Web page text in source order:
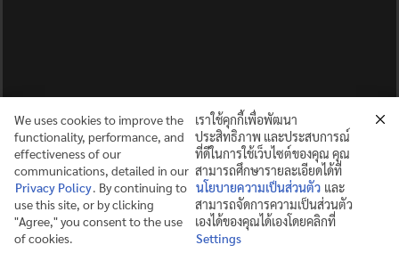
ปญฺญาย ปริสุชฺฌติ (คนย่อมบริสุทธิ์ด้วยปัญญา)
©2025 MAHIDOL WITTAYANUSORN SCHOOL. ALL RIGHTS
We uses cookies to improve the
functionality, performance, and
effectiveness of our
communications, detailed in our
Privacy Policy. By continuing to
use this site, or by clicking
"Agree," you consent to the use
of cookies.
เราใช้คุกกี้เพื่อพัฒนา
ประสิทธิภาพ และประสบการณ์
ที่ดีในการใช้เว็บไซต์ของคุณ คุณ
สามารถศึกษารายละเอียดได้ที่
นโยบายความเป็นส่วนตัว และ
สามารถจัดการความเป็นส่วนตัว
เองได้ของคุณได้เองโดยคลิกที่
Settings